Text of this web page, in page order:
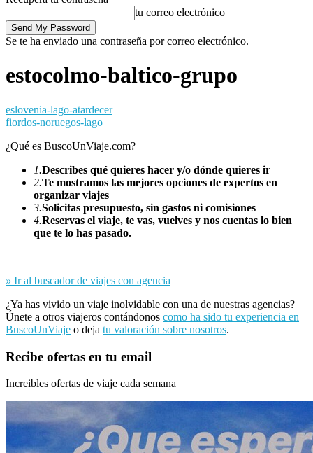
tu correo electrónico
Se te ha enviado una contraseña por correo electrónico.
estocolmo-baltico-grupo
eslovenia-lago-atardecer
fiordos-noruegos-lago
¿Qué es BuscoUnViaje.com?
1.Describes qué quieres hacer y/o dónde quieres ir
2.Te mostramos las mejores opciones de expertos en
organizar viajes
3.Solicitas presupuesto, sin gastos ni comisiones
4.Reservas el viaje, te vas, vuelves y nos cuentas lo bien
que te lo has pasado.
» Ir al buscador de viajes con agencia
¿Ya has vivido un viaje inolvidable con una de nuestras agencias?
Únete a otros viajeros contándonos como ha sido tu experiencia en
BuscoUnViaje o deja tu valoración sobre nosotros.
Recibe ofertas en tu email
Increibles ofertas de viaje cada semana